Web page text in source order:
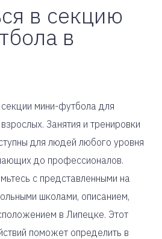
в секцию
в
мини-футбола для
Занятия и тренировки
для людей любого уровня
до профессионалов.
с представленными на
школами, описанием,
в Липецке. Этот
поможет определить в